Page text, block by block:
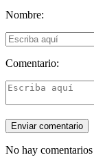
Nombre:
Comentario:
No hay